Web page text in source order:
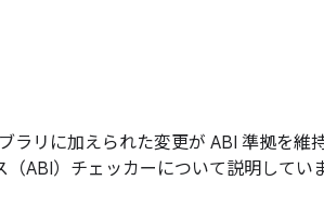
ラリに加えられた変更が ABI 準拠を維
ABI）チェッカーについて説明していま